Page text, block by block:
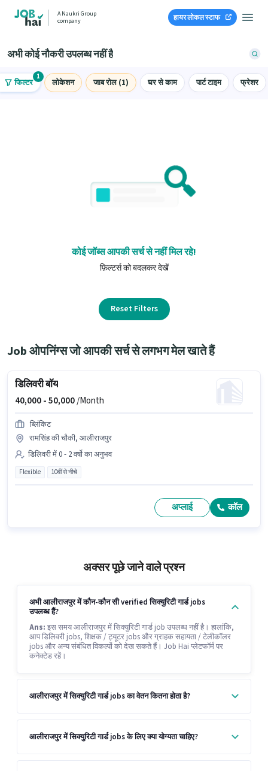
A Naukri Group
company
हायर लोकल स्टाफ
अभी कोई नौकरी उपलब्ध नहीं है
फिल्टर
1
लोकेशन जाब रोल (1) घर से काम पार्ट टाइम फ्रेशर
कोई जॉब्स आपकी सर्च से नहीं मिल रहे!
फ़िल्टर्स को बदलकर देखें
Reset Filters
Job ओपनिंग्स जो आपकी सर्च से लगभग मेल खाते हैं
डिलिवरी बॉय
40,000 -50,000/Month
ब्लिंकिट
रामसिंह की चौकी, आलीराजपुर
डिलिवरी में 0 - 2 वर्षो का अनुभव
Flexible 10वीं से नीचे
अप्लाई कॉल
अक्सर पूछे जाने वाले प्रश्न
अभी आलीराजपुर में कौन-कौन सी verified सिक्युरिटी गार्ड jobs
उपलब्ध हैं?
Ans: इस समय आलीराजपुर में सिक्युरिटी गार्ड job उपलब्ध नहीं है। हालांकि,
आप डिलिवरी jobs, शिक्षक / ट्यूटर jobs और ग्राहक सहायता / टेलीकॉलर
jobs और अन्य संबंधित विकल्पों को देख सकते हैं। Job Hai प्लेटफॉर्म पर
कनेक्टेड रहें।
आलीराजपुर में सिक्युरिटी गार्ड jobs का वेतन कितना होता है?
आलीराजपुर में सिक्युरिटी गार्ड jobs के लिए क्या योग्यता चाहिए?